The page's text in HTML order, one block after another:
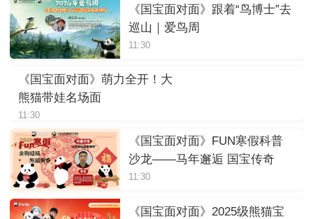
《国宝面对面》跟着“鸟博士”去
巡山｜爱鸟周
11:30
《国宝面对面》萌力全开！大
熊猫带娃名场面
11:30
《国宝面对面》FUN寒假科普
沙龙——马年邂逅 国宝传奇
11:30
《国宝面对面》2025级熊猫宝